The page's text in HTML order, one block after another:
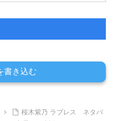
書き込む
桜木紫乃 ラブレス ネタバ